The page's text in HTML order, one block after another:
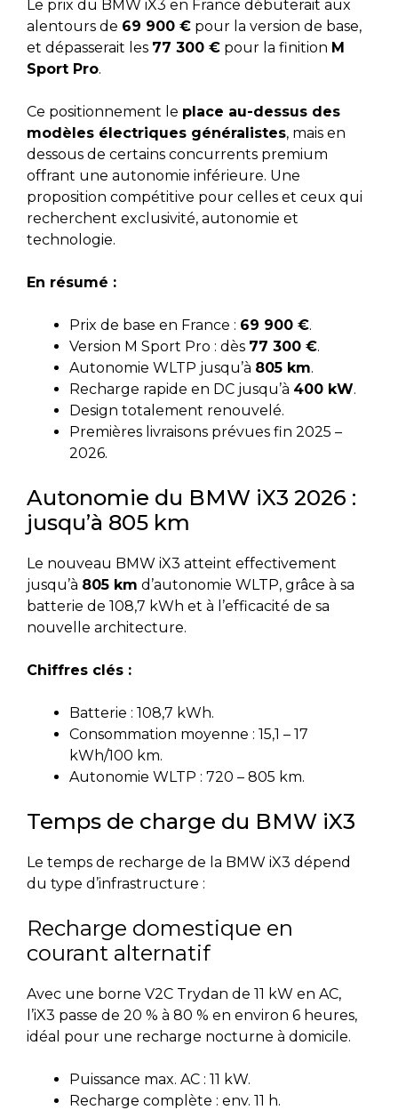
Le prix du BMW iX3 en France débuterait aux
alentours de 69 900 € pour la version de base,
et dépasserait les 77 300 € pour la finition M
Sport Pro.
Ce positionnement le place au-dessus des
modèles électriques généralistes, mais en
dessous de certains concurrents premium
offrant une autonomie inférieure. Une
proposition compétitive pour celles et ceux qui
recherchent exclusivité, autonomie et
technologie.
En résumé :
Prix de base en France : 69 900 €.
Version M Sport Pro : dès 77 300 €.
Autonomie WLTP jusqu’à 805 km.
Recharge rapide en DC jusqu’à 400 kW.
Design totalement renouvelé.
Premières livraisons prévues fin 2025 –
2026.
Autonomie du BMW iX3 2026 :
jusqu’à 805 km
Le nouveau BMW iX3 atteint effectivement
jusqu’à 805 km d’autonomie WLTP, grâce à sa
batterie de 108,7 kWh et à l’efficacité de sa
nouvelle architecture.
Chiffres clés :
Batterie : 108,7 kWh.
Consommation moyenne : 15,1 – 17
kWh/100 km.
Autonomie WLTP : 720 – 805 km.
Temps de charge du BMW iX3
Le temps de recharge de la BMW iX3 dépend
du type d’infrastructure :
Recharge domestique en
courant alternatif
Avec une borne V2C Trydan de 11 kW en AC,
l’iX3 passe de 20 % à 80 % en environ 6 heures,
idéal pour une recharge nocturne à domicile.
Puissance max. AC : 11 kW.
Recharge complète : env. 11 h.